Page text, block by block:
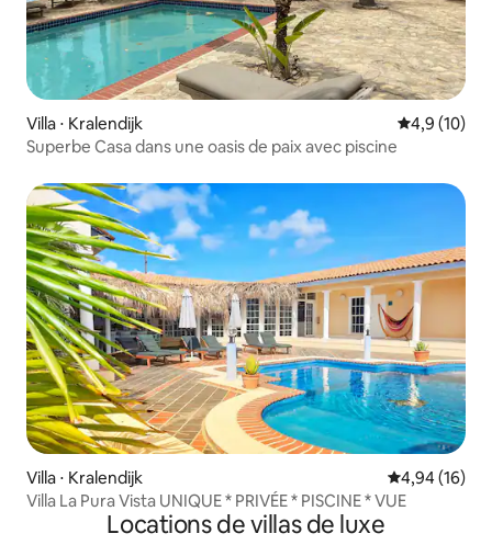
Villa ⋅ Kralendijk Évaluation
4,9 (10)
Superbe Casa dans une oasis de paix avec piscine
Villa ⋅ Kralendijk Évaluation
4,94 (16)
Villa La Pura Vista UNIQUE * PRIVÉE * PISCINE * VUE
Locations de villas de luxe